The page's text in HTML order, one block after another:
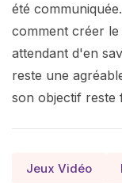
été
comment créer
attendant d'en
reste une
son objectif reste
Jeux Vidéo